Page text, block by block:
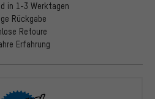
in 1-3 Werktagen
Rückgabe
Retoure
Erfahrung